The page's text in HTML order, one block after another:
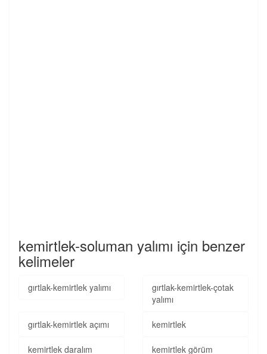
kemirtlek-soluman yalımı için benzer
kelimeler
gırtlak-kemirtlek yalımı
gırtlak-kemirtlek-çotak
yalımı
gırtlak-kemirtlek açımı kemirtlek
kemirtlek daralım kemirtlek görüm